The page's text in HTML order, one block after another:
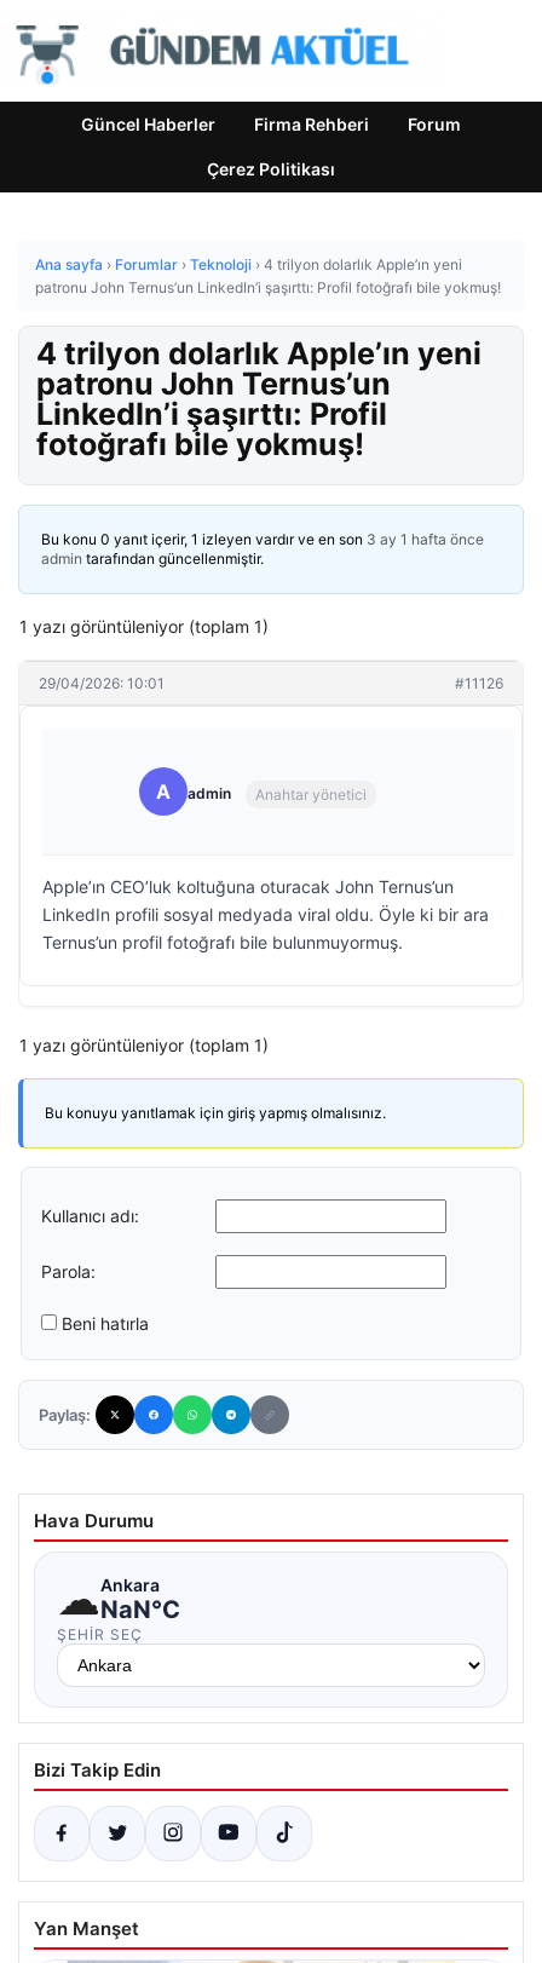
Güncel Haberler Firma Rehberi Forum
Çerez Politikası
Ana sayfa › Forumlar › Teknoloji › 4 trilyon dolarlık Apple’ın yeni
patronu John Ternus’un LinkedIn’i şaşırttı: Profil fotoğrafı bile yokmuş!
4 trilyon dolarlık Apple’ın yeni
patronu John Ternus’un
LinkedIn’i şaşırttı: Profil
fotoğrafı bile yokmuş!
Bu konu 0 yanıt içerir, 1 izleyen vardır ve en son 3 ay 1 hafta önce
admin tarafından güncellenmiştir.
1 yazı görüntüleniyor (toplam 1)
29/04/2026: 10:01 #11126
A admin Anahtar yönetici
Apple’ın CEO’luk koltuğuna oturacak John Ternus’un
LinkedIn profili sosyal medyada viral oldu. Öyle ki bir ara
Ternus’un profil fotoğrafı bile bulunmuyormuş.
1 yazı görüntüleniyor (toplam 1)
Bu konuyu yanıtlamak için giriş yapmış olmalısınız.
Kullanıcı adı:
Parola:
Beni hatırla
Paylaş:
Hava Durumu
☁Ankara
NaN°C
ŞEHIR SEÇ
Bizi Takip Edin
Yan Manşet